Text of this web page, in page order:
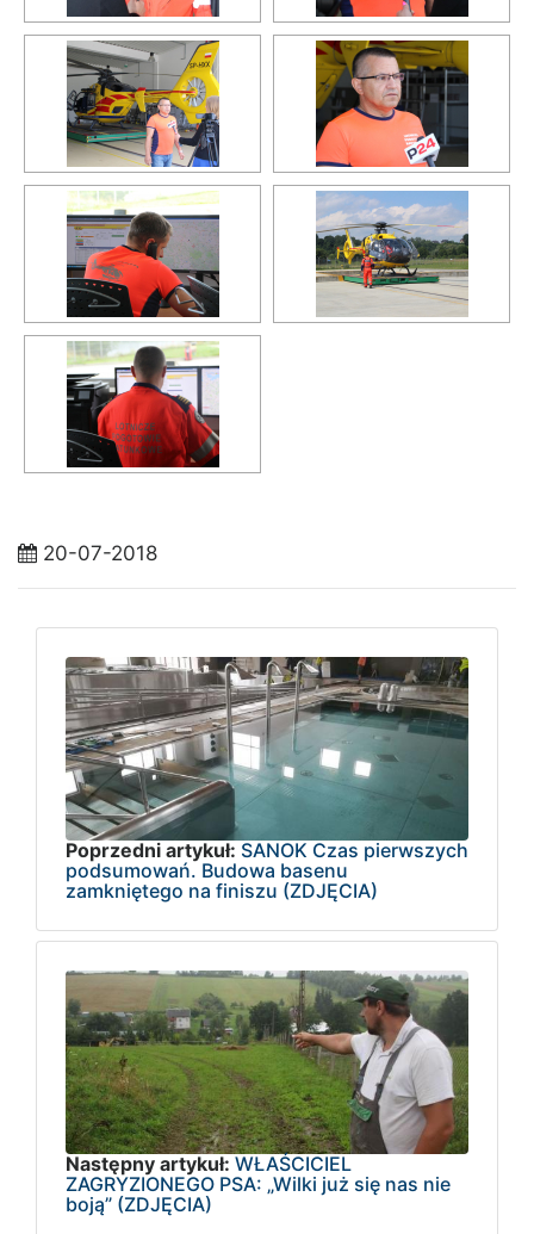
20-07-2018
Poprzedni artykuł: SANOK Czas pierwszych
podsumowań. Budowa basenu
zamkniętego na finiszu (ZDJĘCIA)
Następny artykuł: WŁAŚCICIEL
ZAGRYZIONEGO PSA: „Wilki już się nas nie
boją” (ZDJĘCIA)